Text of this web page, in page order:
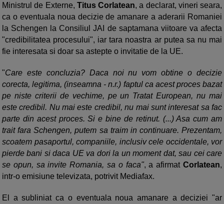
Ministrul de Externe, Titus Corlatean, a declarat, vineri seara,
ca o eventuala noua decizie de amanare a aderarii Romaniei
la Schengen la Consiliul JAI de saptamana viitoare va afecta
"credibilitatea procesului", iar tara noastra ar putea sa nu mai
fie interesata si doar sa astepte o invitatie de la UE.
"Care este concluzia? Daca noi nu vom obtine o decizie
corecta, legitima, (inseamna - n.r.) faptul ca acest proces bazat
pe niste criterii de vechime, pe un Tratat European, nu mai
este credibil. Nu mai este credibil, nu mai sunt interesat sa fac
parte din acest proces. Si e bine de retinut. (...) Asa cum am
trait fara Schengen, putem sa traim in continuare. Prezentam,
scoatem pasaportul, companiile, inclusiv cele occidentale, vor
pierde bani si daca UE va dori la un moment dat, sau cei care
se opun, sa invite Romania, sa o faca", a afirmatCorlatean,
intr-o emisiune televizata, potrivit Mediafax.
El a subliniat ca o eventuala noua amanare a deciziei "ar